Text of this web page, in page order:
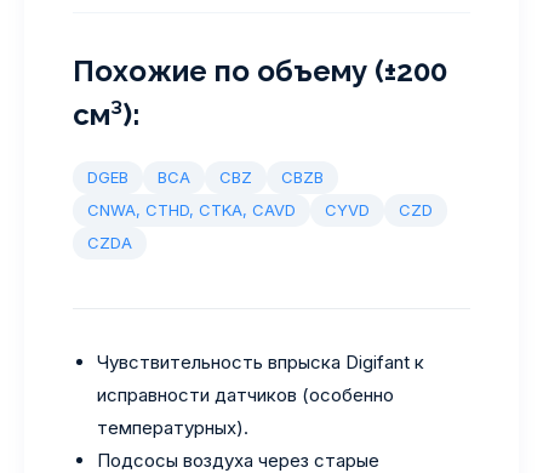
Похожие по объему (±200
см³):
DGEB BCA CBZ
CBZB
CNWA, CTHD, CTKA, CAVD
CYVD
CZD
CZDA
Чувствительность впрыска Digifant к
исправности датчиков (особенно
температурных).
Подсосы воздуха через старые